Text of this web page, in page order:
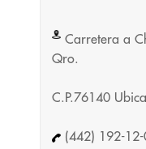
Carretera a
Qro.
C.P.76140
(442) 192-